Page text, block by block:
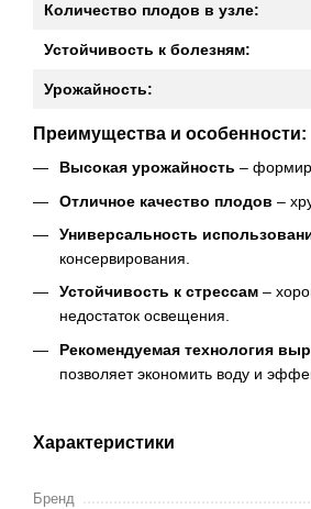
Количество плодов в узле:
Устойчивость к болезням:
Урожайность:
Преимущества и особенности:
Высокая урожайность –
Отличное качество плодов –
Универсальность
консервирования.
Устойчивость к стрессам –
недостаток освещения.
Рекомендуемая технология
позволяет экономить воду и
Характеристики
Бренд